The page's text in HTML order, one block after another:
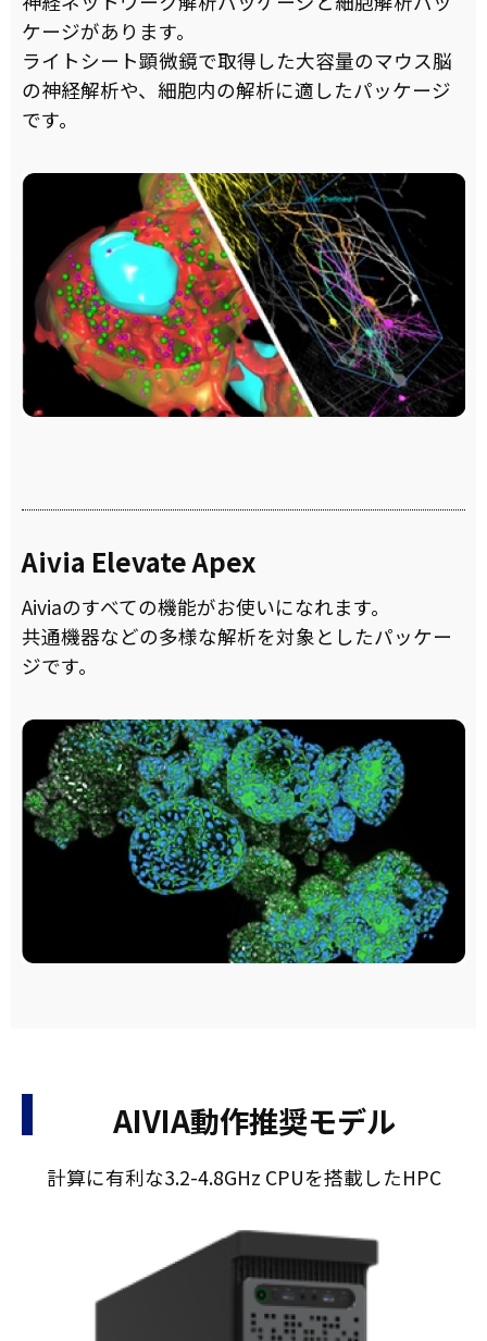
ケージがあります。
ライトシート顕微鏡で取得した大容量のマウス脳
の神経解析や、細胞内の解析に適したパッケージ
です。
Aivia Elevate Apex
Aiviaのすべての機能がお使いになれます。
共通機器などの多様な解析を対象としたパッケー
ジです。
AIVIA動作推奨モデル
計算に有利な3.2-4.8GHz CPUを搭載したHPC